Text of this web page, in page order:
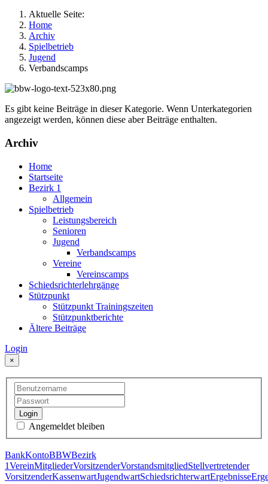
Aktuelle Seite:
Home
Archiv
Spielbetrieb
Jugend
Verbandscamps
Es gibt keine Beiträge in dieser Kategorie. Wenn Unterkategorien
angezeigt werden, können diese aber Beiträge enthalten.
Archiv
Home
Startseite
Bezirk 1
Allgemein
Spielbetrieb
Leistungsbereich
Senioren
Jugend
Verbandscamps
Vereine
Vereinscamps
Schiedsrichterlehrgänge
Stützpunkt
Stützpunkt Trainingszeiten
Stützpunktberichte
Ältere Beiträge
Login
×
Login
Angemeldet bleiben
BankKontoBBWBezirk
1VereinMitgliederVorsitzenderVorstandsmitgliedStellvertretender
VorsitzenderKassenwartJugendwartSchiedsrichterwartErgebnisse